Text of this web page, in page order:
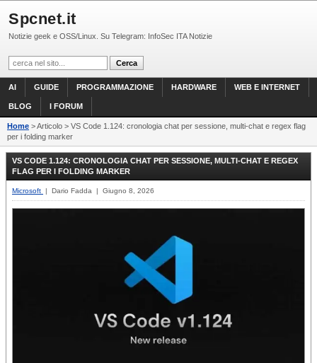
Spcnet.it
Notizie geek e OSS/Linux. Su Telegram: InfoSec ITA Notizie
AI GUIDE PROGRAMMAZIONE HARDWARE WEB E INTERNET
BLOG I FORUM
Home > Articolo > VS Code 1.124: cronologia chat per sessione, multi-chat e regex flag
per i folding marker
VS CODE 1.124: CRONOLOGIA CHAT PER SESSIONE, MULTI-CHAT E REGEX
FLAG PER I FOLDING MARKER
Microsoft | Dario Fadda | Giugno 8, 2026